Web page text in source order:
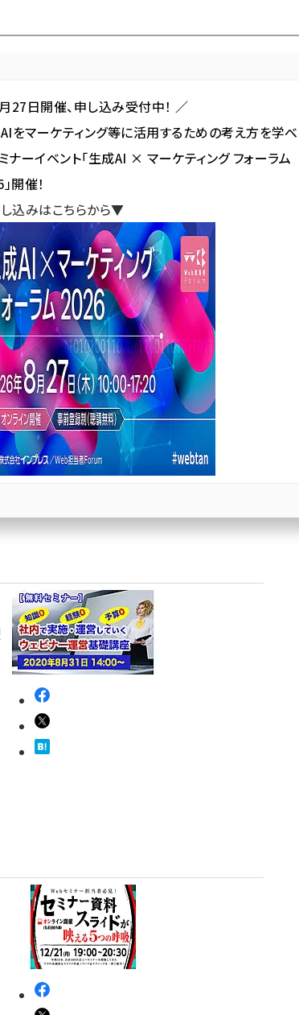
ゴリ／種別 から探す セミナー／イベント から探す
アクセス解析／データ分析
われている記事の一覧
われている記事の一覧
27日開催、申し込み受付中！ ／
をマーケティング等に活用するための考え方を学べ
ナーイベント「生成AI × マーケティング フォーラム
開催！
込みはこちらから▼